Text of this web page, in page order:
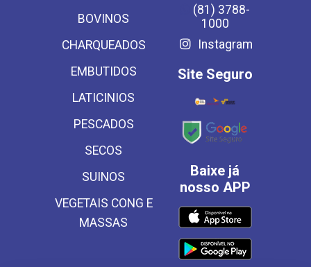
BOVINOS
CHARQUEADOS
EMBUTIDOS
LATICINIOS
PESCADOS
SECOS
SUINOS
VEGETAIS CONG E
MASSAS
(81) 3788-
1000
Instagram
Site Seguro
Baixe já
nosso APP